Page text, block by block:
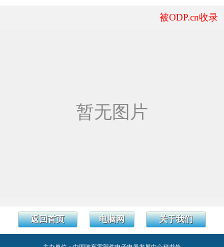
被ODP.cn收录
返回首页 电脑网 关于我们